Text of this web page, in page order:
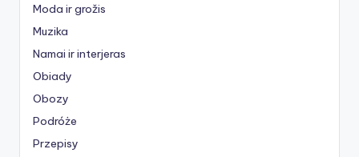
Moda ir grožis
Muzika
Namai ir interjeras
Obiady
Obozy
Podróże
Przepisy